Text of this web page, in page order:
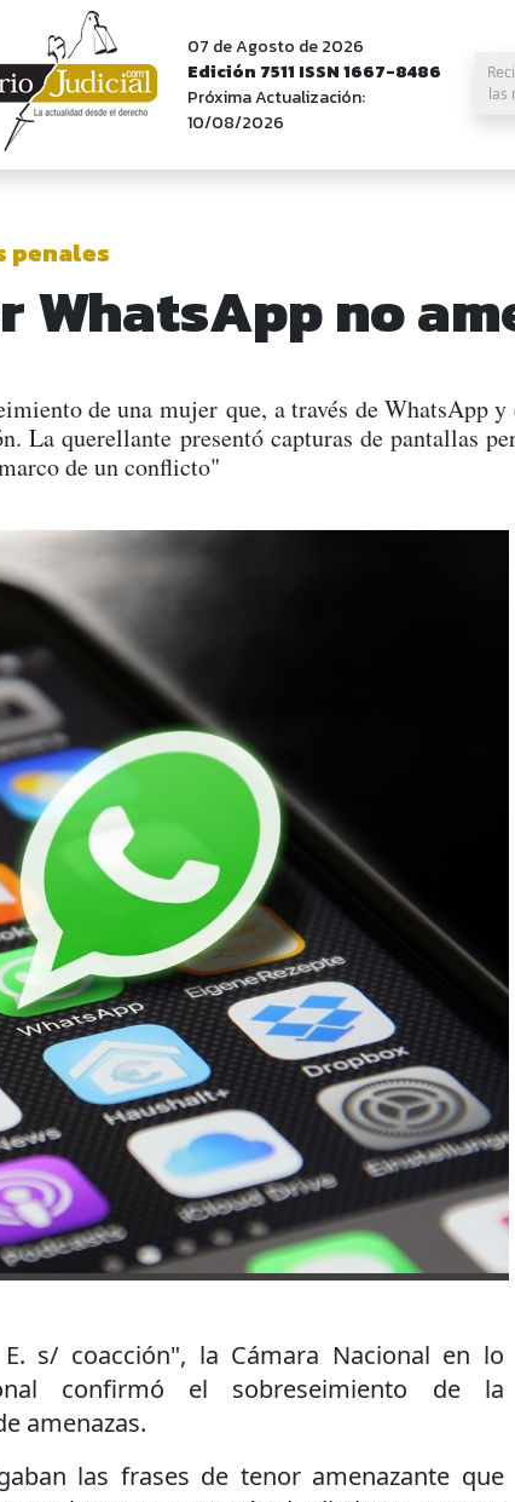
07 de Agosto de 2026
Edición 7511 ISSN 1667-8486
Próxima Actualización:
10/08/2026
las
penales
WhatsApp no
de una mujer que, a través de WhatsApp
La querellante presentó capturas de pantallas
de un conflicto"
s/ coacción", la Cámara Nacional en lo
confirmó el sobreseimiento de la
amenazas.
las frases de tenor amenazante que